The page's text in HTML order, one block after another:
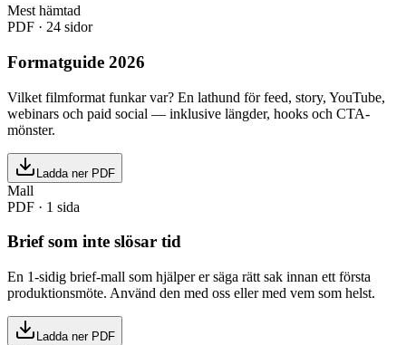
Mest hämtad
PDF · 24 sidor
Formatguide 2026
Vilket filmformat funkar var? En lathund för feed, story, YouTube,
webinars och paid social — inklusive längder, hooks och CTA-
mönster.
Ladda ner PDF
Mall
PDF · 1 sida
Brief som inte slösar tid
En 1-sidig brief-mall som hjälper er säga rätt sak innan ett första
produktionsmöte. Använd den med oss eller med vem som helst.
Ladda ner PDF